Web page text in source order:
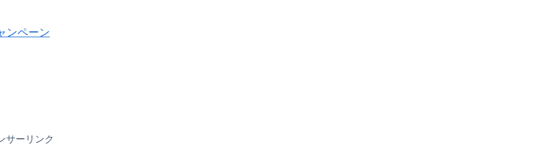
ンペーン
サーリンク